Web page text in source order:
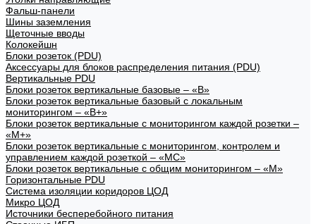
Фальш-панели
Шины заземления
Щеточные вводы
Колокейшн
Блоки розеток (PDU)
Аксессуары для блоков распределения питания (PDU)
Вертикальные PDU
Блоки розеток вертикальные базовые – «В»
Блоки розеток вертикальные базовый с локальным
мониторингом – «В+»
Блоки розеток вертикальные с мониторингом каждой розетки –
«М+»
Блоки розеток вертикальные с мониторингом, контролем и
управлением каждой розеткой – «МС»
Блоки розеток вертикальные с общим мониторингом – «М»
Горизонтальные PDU
Система изоляции коридоров ЦОД
Микро ЦОД
Источники бесперебойного питания